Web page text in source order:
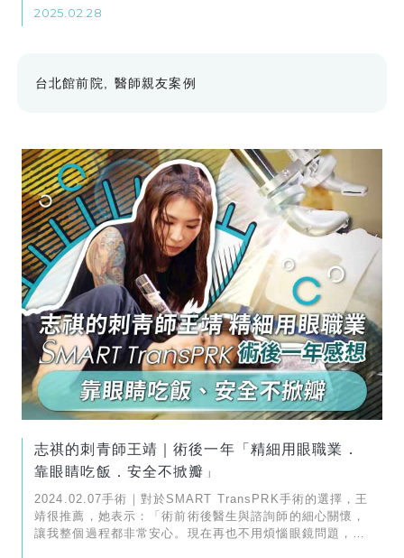
2025.02.28
台北館前院 醫師親友案例
志祺的刺青師王靖｜術後一年「精細用眼職業．
靠眼睛吃飯．安全不掀瓣」
2024.02.07手術｜對於SMART TransPRK手術的選擇，王
靖很推薦，她表示：「術前術後醫生與諮詢師的細心關懷，
讓我整個過程都非常安心。現在再也不用煩惱眼鏡問題，生